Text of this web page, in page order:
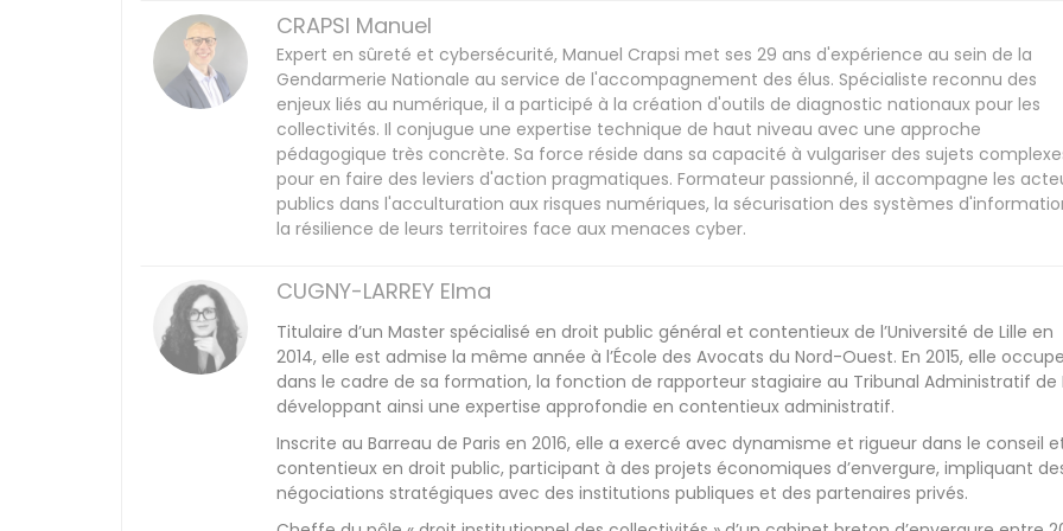
CRAPSI Manuel
Expert en sûreté et cybersécurité, Manuel Crapsi met ses 29 ans d'expérience au sein de la
Gendarmerie Nationale au service de l'accompagnement des élus. Spécialiste reconnu des
enjeux liés au numérique, il a participé à la création d'outils de diagnostic nationaux pour les
collectivités. Il conjugue une expertise technique de haut niveau avec une approche
pédagogique très concrète. Sa force réside dans sa capacité à vulgariser des sujets
pour en faire des leviers d'action pragmatiques. Formateur passionné, il accompagne les
publics dans l'acculturation aux risques numériques, la sécurisation des systèmes
la résilience de leurs territoires face aux menaces cyber.
CUGNY-LARREY Elma
Titulaire d’un Master spécialisé en droit public général et contentieux de l’Université de Lille en
2014, elle est admise la même année à l’École des Avocats du Nord-Ouest. En 2015, elle occupe
dans le cadre de sa formation, la fonction de rapporteur stagiaire au Tribunal Administratif de
développant ainsi une expertise approfondie en contentieux administratif.
Inscrite au Barreau de Paris en 2016, elle a exercé avec dynamisme et rigueur dans le conseil
contentieux en droit public, participant à des projets économiques d’envergure, impliquant
négociations stratégiques avec des institutions publiques et des partenaires privés.